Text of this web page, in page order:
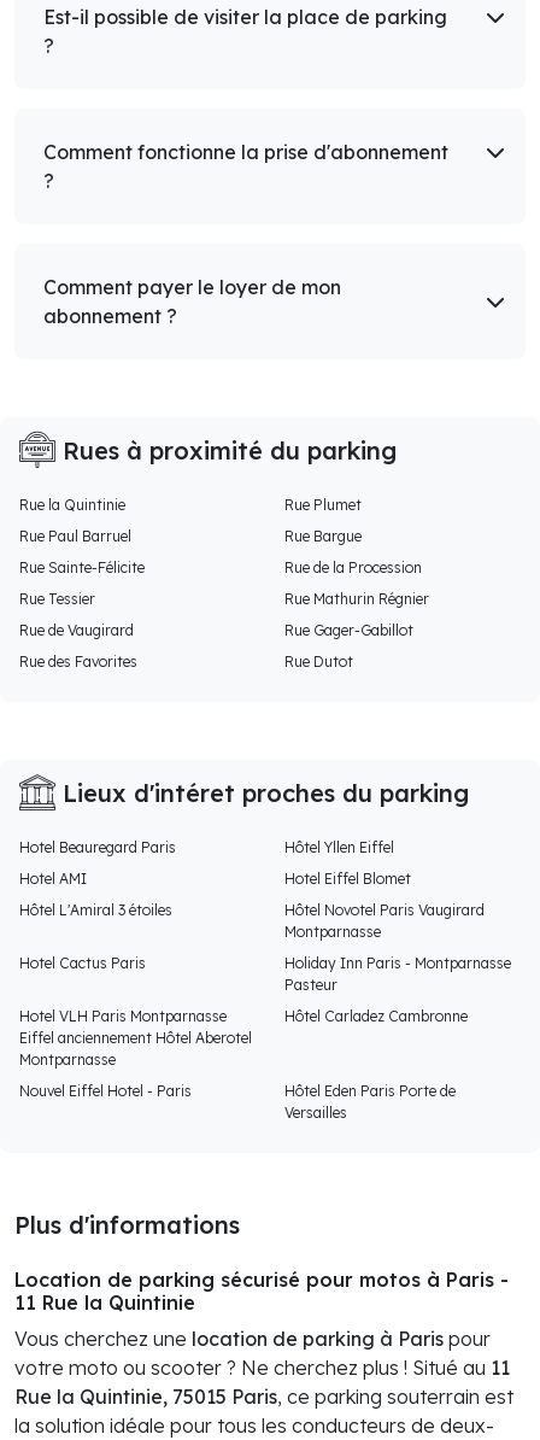
Est-il possible de visiter la place de parking
?
Comment fonctionne la prise d'abonnement
?
Comment payer le loyer de mon
abonnement ?
Rues à proximité du parking
Rue la Quintinie
Rue Plumet
Rue Paul Barruel
Rue Bargue
Rue Sainte-Félicite
Rue de la Procession
Rue Tessier
Rue Mathurin Régnier
Rue de Vaugirard
Rue Gager-Gabillot
Rue des Favorites
Rue Dutot
Lieux d'intéret proches du parking
Hotel Beauregard Paris
Hôtel Yllen Eiffel
Hotel AMI
Hotel Eiffel Blomet
Hôtel L'Amiral 3 étoiles
Hôtel Novotel Paris Vaugirard
Montparnasse
Hotel Cactus Paris
Holiday Inn Paris - Montparnasse
Pasteur
Hotel VLH Paris Montparnasse
Eiffel anciennement Hôtel Aberotel
Montparnasse
Hôtel Carladez Cambronne
Nouvel Eiffel Hotel - Paris
Hôtel Eden Paris Porte de
Versailles
Plus d'informations
Location de parking sécurisé pour motos à Paris -
11 Rue la Quintinie
Vous cherchez une location de parking à Paris pour
votre moto ou scooter ? Ne cherchez plus ! Situé au 11
Rue la Quintinie, 75015 Paris, ce parking souterrain est
la solution idéale pour tous les conducteurs de deux-